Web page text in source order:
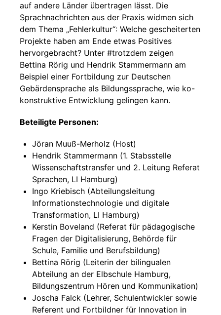
auf andere Länder übertragen lässt. Die
Sprachnachrichten aus der Praxis widmen sich
dem Thema „Fehlerkultur“: Welche gescheiterten
Projekte haben am Ende etwas Positives
hervorgebracht? Unter #trotzdem zeigen
Bettina Rörig und Hendrik Stammermann am
Beispiel einer Fortbildung zur Deutschen
Gebärdensprache als Bildungssprache, wie ko-
konstruktive Entwicklung gelingen kann.
Beteiligte Personen:
Jöran Muuß-Merholz (Host)
Hendrik Stammermann (1. Stabsstelle
Wissenschaftstransfer und 2. Leitung Referat
Sprachen, LI Hamburg)
Ingo Kriebisch (Abteilungsleitung
Informationstechnologie und digitale
Transformation, LI Hamburg)
Kerstin Boveland (Referat für pädagogische
Fragen der Digitalisierung, Behörde für
Schule, Familie und Berufsbildung)
Bettina Rörig (Leiterin der bilingualen
Abteilung an der Elbschule Hamburg,
Bildungszentrum Hören und Kommunikation)
Joscha Falck (Lehrer, Schulentwickler sowie
Referent und Fortbildner für Innovation in